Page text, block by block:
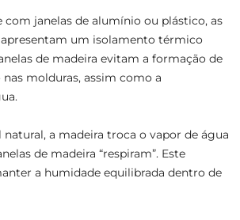
janelas de alumínio ou plástico, as
apresentam um isolamento térmico
de madeira evitam a formação de
molduras, assim como a
a madeira troca o vapor de água
de madeira “respiram”. Este
a humidade equilibrada dentro de